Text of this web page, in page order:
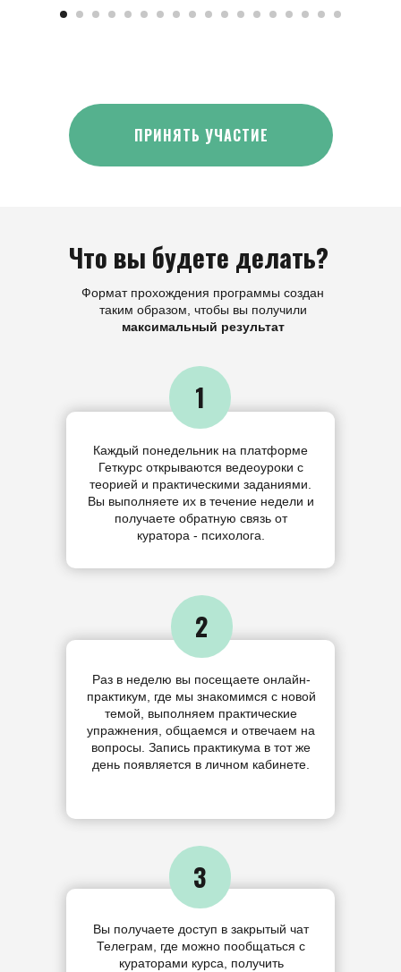
ПРИНЯТЬ УЧАСТИЕ
Что вы будете делать?
Каждый понедельник на платформе
Геткурс открываются ведеоуроки с
теорией и практическими заданиями.
Вы выполняете их в течение недели и
получаете обратную связь от
куратора - психолога.
Раз в неделю вы посещаете онлайн-
практикум, где мы знакомимся с новой
темой, выполняем практические
упражнения, общаемся и отвечаем на
вопросы. Запись практикума в тот же
день появляется в личном кабинете.
Вы получаете доступ в закрытый чат
Телеграм, где можно пообщаться с
кураторами курса, получить
Формат прохождения программы создан
таким образом, чтобы вы получили
максимальный результат
1
2
3